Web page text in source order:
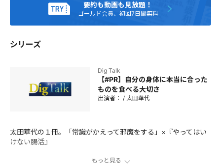
成も行なっており、受講生は1500名超。
要約も動画も見放題！
ゴールド会員、初回7日間無料
シリーズ
Dig Talk
【#PR】自分の身体に本当に合った
ものを食べる大切さ
出演者： / 太田華代
太田華代の１冊。「常識がかえって邪魔をする」×『やってはい
けない腸活』
もっと見る